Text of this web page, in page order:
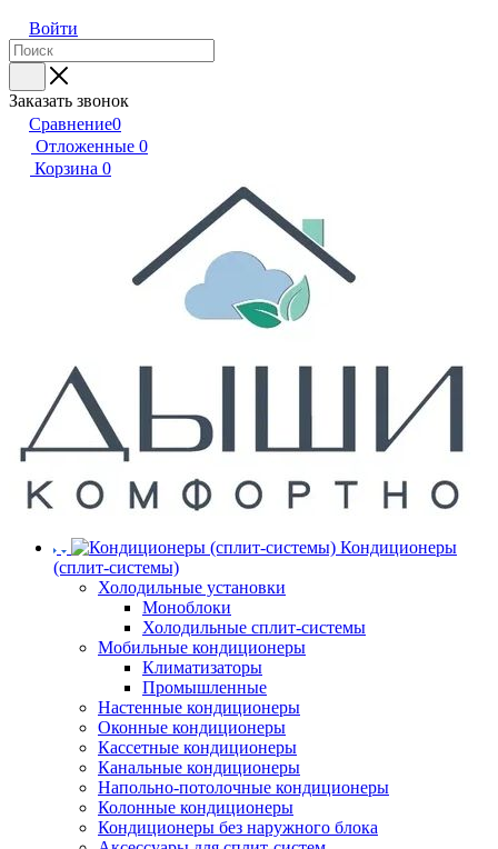
Войти
Заказать звонок
Сравнение0
Отложенные 0
Корзина 0
Кондиционеры
(сплит-системы)
Холодильные установки
Моноблоки
Холодильные сплит-системы
Мобильные кондиционеры
Климатизаторы
Промышленные
Настенные кондиционеры
Оконные кондиционеры
Кассетные кондиционеры
Канальные кондиционеры
Напольно-потолочные кондиционеры
Колонные кондиционеры
Кондиционеры без наружного блока